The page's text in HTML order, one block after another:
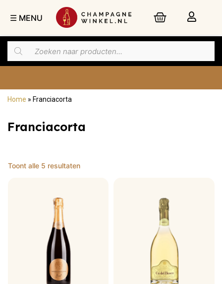
☰ MENU
Home » Franciacorta
Franciacorta
Toont alle 5 resultaten